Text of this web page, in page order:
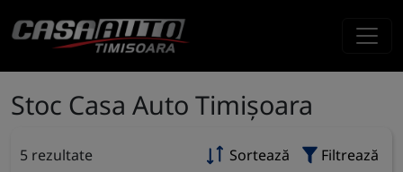
Stoc Casa Auto Timișoara
5 rezultate Sortează Filtrează